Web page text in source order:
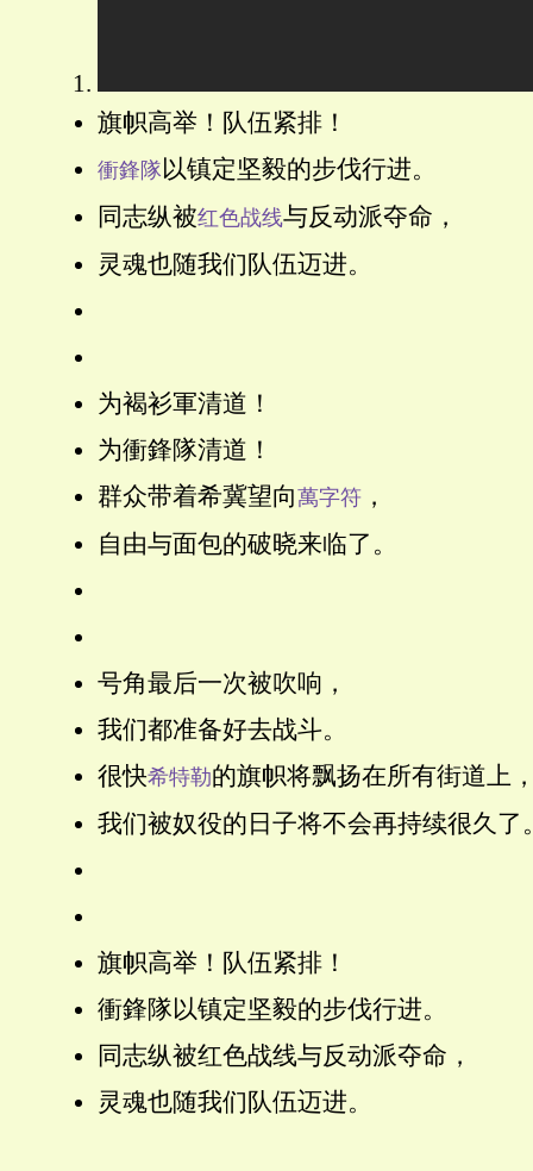
旗帜高举！队伍紧排！
衝鋒隊 以镇定坚毅的步伐行进。
同志纵被红色战线与反动派夺命，
灵魂也随我们队伍迈进。
为褐衫軍清道！
为衝鋒隊清道！
群众带着希冀望向萬字符 ，
自由与面包的破晓来临了。
号角最后一次被吹响，
我们都准备好去战斗。
很快希特勒的旗帜将飘扬在所有街道上
我们被奴役的日子将不会再持续很久了
旗帜高举！队伍紧排！
衝鋒隊以镇定坚毅的步伐行进。
同志纵被红色战线与反动派夺命，
灵魂也随我们队伍迈进。